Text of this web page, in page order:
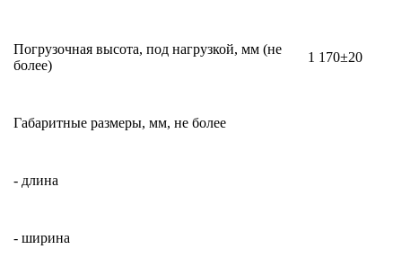
Погрузочная высота, под нагрузкой, мм (не
более)
1 170±20
Габаритные размеры, мм, не более
- длина
- ширина